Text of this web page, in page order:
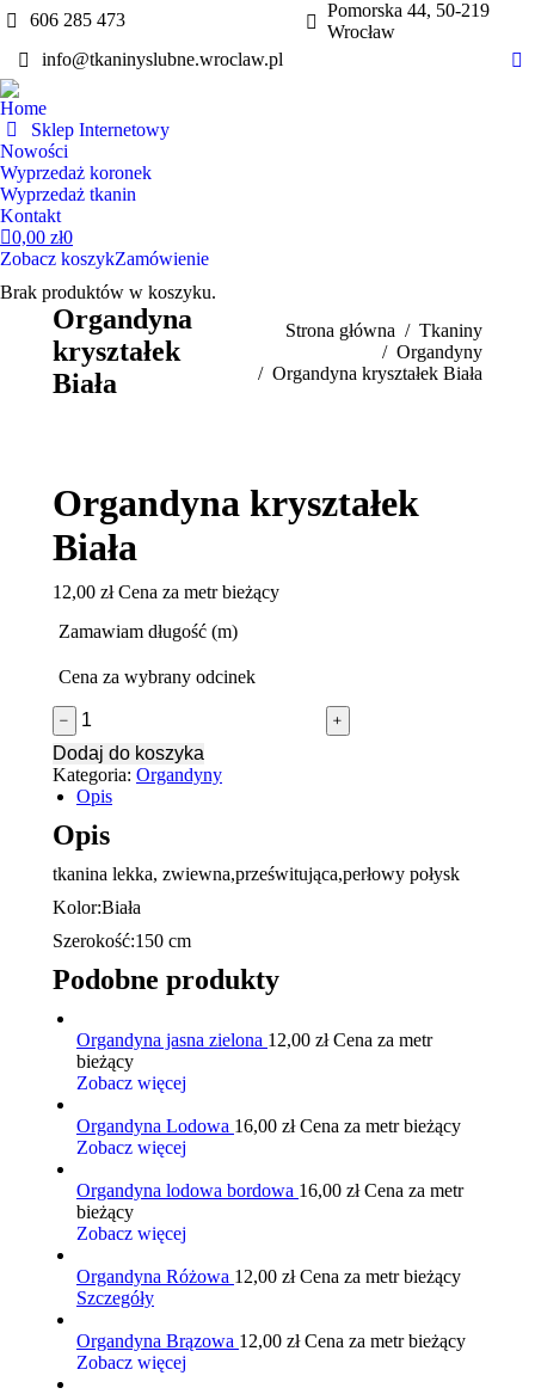
606 285 473
info@tkaninyslubne.wroclaw.pl
Pomorska 44, 50-219
Wrocław
Home
Sklep Internetowy
Nowości
Wyprzedaż koronek
Wyprzedaż tkanin
Kontakt
0,00 zł0
Zobacz koszykZamówienie
Brak produktów w koszyku.
Organdyna
kryształek
Biała
Jesteś tutaj:Strona główna
Tkaniny
Organdyny
Organdyna kryształek Biała
Organdyna kryształek
Biała
12,00 złCena za metr bieżący
Zamawiam długość (m)
Cena za wybrany odcinek
ilość
Organdyna
kryształek
Biała
﹣
﹢
Dodaj do koszyka
Kategoria: Organdyny
Opis
Opis
tkanina lekka, zwiewna,prześwitująca,perłowy połysk
Kolor:Biała
Szerokość:150 cm
Podobne produkty
Organdyna jasna zielona 12,00 złCena za metr
bieżący
Zobacz więcej
Organdyna Lodowa 16,00 złCena za metr bieżący
Zobacz więcej
Organdyna lodowa bordowa 16,00 złCena za metr
bieżący
Zobacz więcej
Organdyna Różowa 12,00 złCena za metr bieżący
Szczegóły
Organdyna Brązowa 12,00 złCena za metr bieżący
Zobacz więcej